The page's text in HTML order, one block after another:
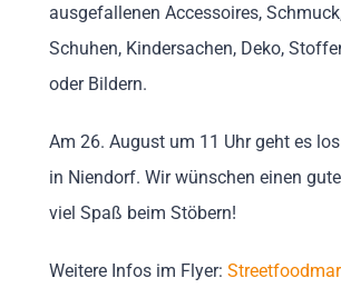
ausgefallenen Accessoires,
Schuhen, Kindersachen, Deko,
oder Bildern.
Am 26. August um 11 Uhr geht es
in Niendorf. Wir wünschen einen
viel Spaß beim Stöbern!
Weitere Infos im Flyer: